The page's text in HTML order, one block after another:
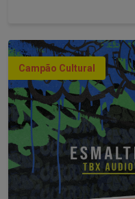
Campão Cultural